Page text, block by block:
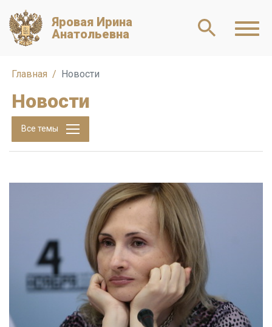
Яровая Ирина
Анатольевна
Главная Новости
Новости
Все темы